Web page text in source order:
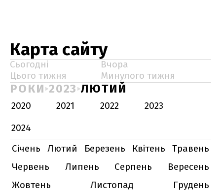
Карта сайту
Сьогодні
Вчора
Цього тижня
Минулого тижня
РОКИ 2023 ЛЮТИЙ
2020 2021 2022
2023
2024
Січень
Лютий Березень Квітень
Травень
Червень
Липень Серпень
Вересень
Жовтень
Листопад
Грудень